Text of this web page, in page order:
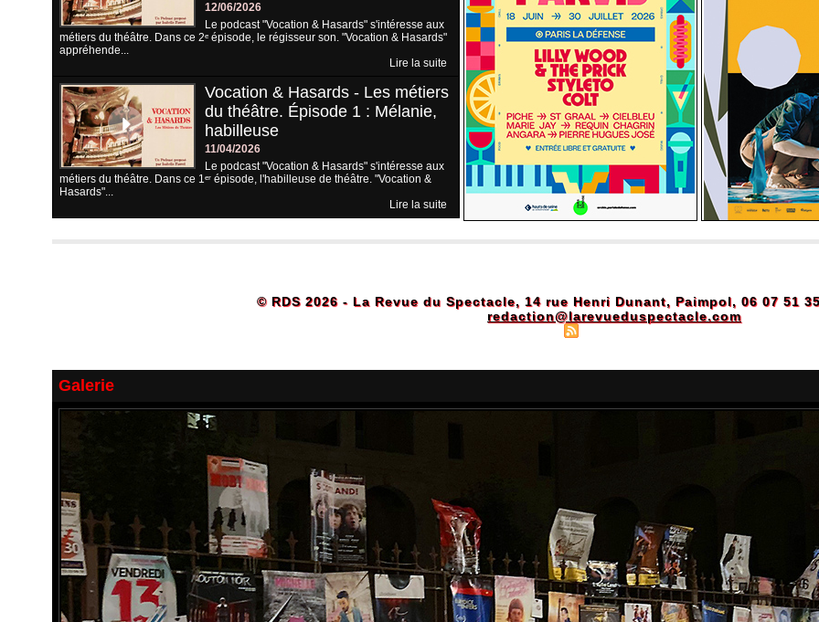
12/06/2026
Le podcast "Vocation & Hasards" s'intéresse aux
métiers du théâtre. Dans ce 2ᵉ épisode, le régisseur son. "Vocation & Hasards"
appréhende...
Lire la suite
Vocation & Hasards - Les métiers
du théâtre. Épisode 1 : Mélanie,
habilleuse
11/04/2026
Le podcast "Vocation & Hasards" s'intéresse aux
métiers du théâtre. Dans ce 1ᵉʳ épisode, l'habilleuse de théâtre. "Vocation &
Hasards"...
Lire la suite
© RDS 2026 - La Revue du Spectacle, 14 rue Henri Dunant, Paimpol, 06 07 51
redaction@larevueduspectacle.com
Galerie